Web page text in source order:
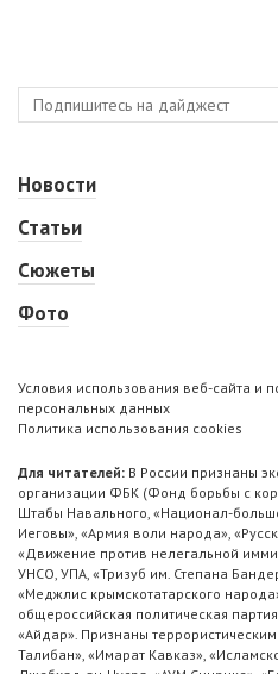
Новости
Статьи
Сюжеты
Фото
Условия использования веб-сайта и
персональных данных
Политика использования cookies
Для читателей: В России признаны
организации ФБК (Фонд борьбы с
Штабы Навального, «Национал-
Иеговы», «Армия воли народа»,
«Движение против нелегальной
УНСО, УПА, «Тризуб им. Степана
«Меджлис крымскотатарского
общероссийская политическая
«Айдар». Признаны
Талибан», «Имарат Кавказ»,